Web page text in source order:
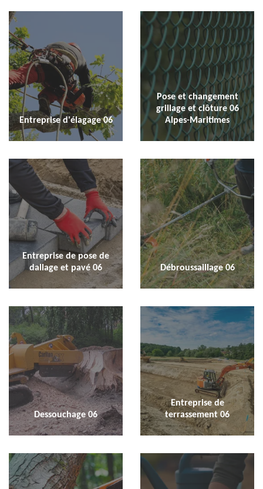
Entreprise d'élagage 06
Pose et changement
grillage et clôture 06
Alpes-Maritimes
Entreprise de pose de
dallage et pavé 06
Débroussaillage 06
Dessouchage 06
Entreprise de
terrassement 06